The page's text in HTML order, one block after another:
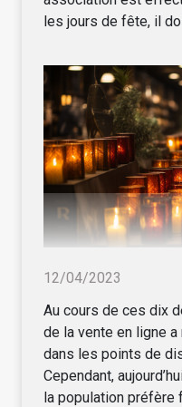
les jours de fête, il
12/04/2023
Au cours de ces dix
de la vente en ligne
dans les points de
Cependant,
la population préfère